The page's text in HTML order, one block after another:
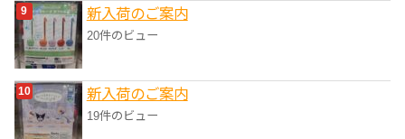
新入荷のご案内
20件のビュー
新入荷のご案内
19件のビュー